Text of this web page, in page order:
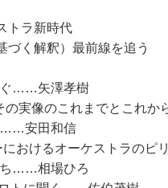
トラ新時代
く解釈）最前線を追う
ぐ……矢澤孝樹
実像のこれまでとこれ
……安田和信
におけるオーケストラの
ち……相場ひろ